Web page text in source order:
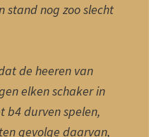
stand nog zoo slecht
de heeren van
elken schaker in
b4 durven spelen,
gevolge daarvan,